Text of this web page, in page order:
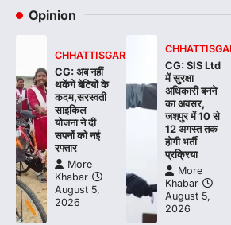
Opinion
CHHATTISGARH
CG: अब नहीं
थकेंगे बेटियों के
कदम,सरस्वती
साइकिल
योजना ने दी
सपनों को नई
रफ्तार
More
Khabar
August 5,
2026
CG: SIS Ltd
में सुरक्षा
अधिकारी बनने
का अवसर,
जशपुर में 10 से
12 अगस्त तक
होगी भर्ती
प्रक्रिया
More
Khabar
August 5,
2026